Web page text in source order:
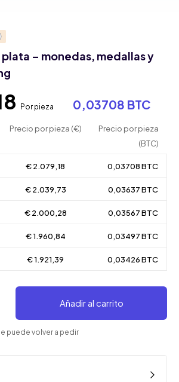
– monedas, medallas y
Por pieza 0,03708 BTC
Precio por pieza (€)
Precio por pieza
(BTC)
€ 2.079,18 0,03708 BTC
€ 2.039,73 0,03637 BTC
€ 2.000,28 0,03567 BTC
€ 1.960,84 0,03497 BTC
€ 1.921,39 0,03426 BTC
Añadir al carrito
puede volver a pedir